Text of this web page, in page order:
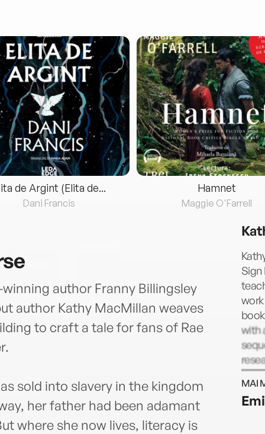
de Argint (Elita de...
Dani Francis
Hamnet
Maggie O'Farrell
author Franny Billingsley
author Kathy MacMillan weaves
to craft a tale for fans of Rae
sold into slavery in the kingdom
her father had been adamant
where she now lives, literacy is
Sign
with
near
MAI